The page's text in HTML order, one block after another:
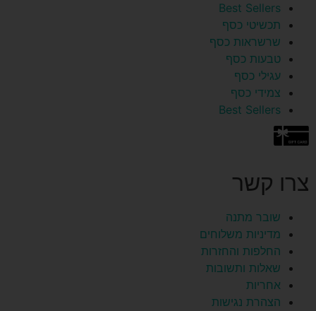
צרו קשר
שובר מתנה
מדיניות משלוחים
החלפות והחזרות
שאלות ותשובות
אחריות
הצהרת נגישות
Best Sellers
תכשיטי כסף
שרשראות כסף
טבעות כסף
עגילי כסף
צמידי כסף
Best Sellers